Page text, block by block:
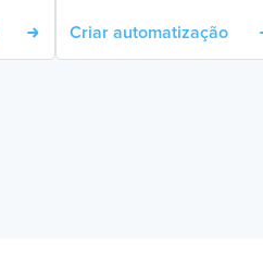
Criar automatização